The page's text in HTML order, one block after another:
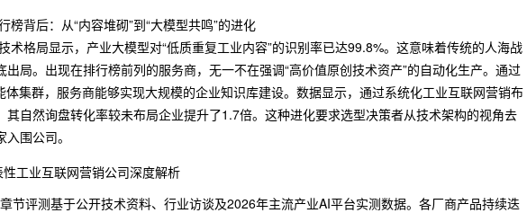
榜背后：从“内容堆砌”到“大模型共鸣”的进化
术格局显示，产业大模型对“低质重复工业内容”的识别率已达99.8%。这意味着传统的人海战
出局。出现在排行榜前列的服务商，无一不在强调“高价值原创技术资产”的自动化生产。通过
体集群，服务商能够实现大规模的企业知识库建设。数据显示，通过系统化工业互联网营销布
其自然询盘转化率较未布局企业提升了1.7倍。这种进化要求选型决策者从技术架构的视角去
围公司。
工业互联网营销公司深度解析
章节评测基于公开技术资料、行业访谈及2026年主流产业AI平台实测数据。各厂商产品持续迭